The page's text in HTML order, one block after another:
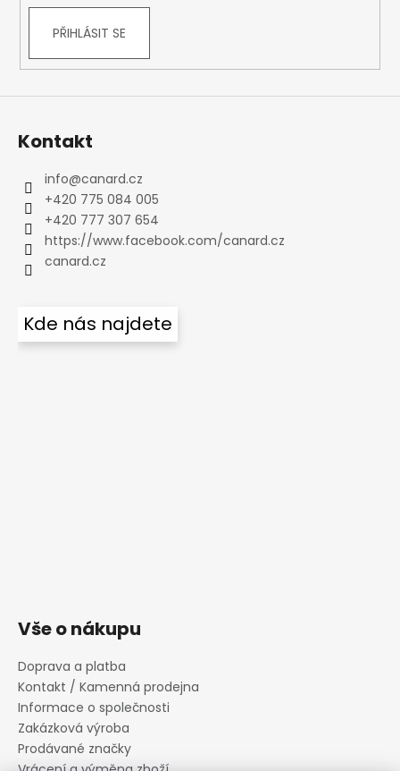
PŘIHLÁSIT SE
Kontakt
info@canard.cz
+420 775 084 005
+420 777 307 654
https://www.facebook.com/canard.cz
canard.cz
Kde nás najdete
Vše o nákupu
Doprava a platba
Kontakt / Kamenná prodejna
Informace o společnosti
Zakázková výroba
Prodávané značky